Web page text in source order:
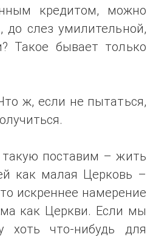
кредитом, можно
до слез умилительной,
Такое бывает только
ж, если не пытаться,
поставим – жить
как малая Церковь –
искреннее намерение
как Церкви. Если мы
хоть что-нибудь для